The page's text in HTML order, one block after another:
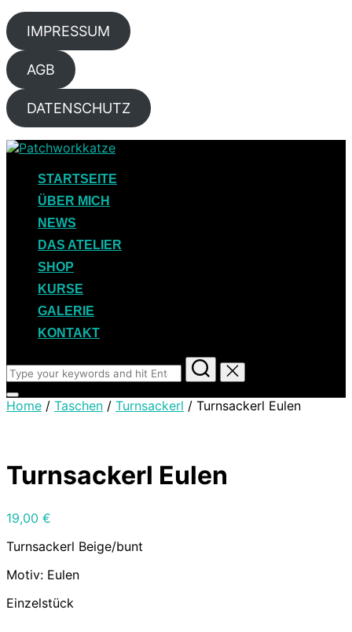
IMPRESSUM
AGB
DATENSCHUTZ
Skip
contentSTARTSEITE
ÜBER MICH
NEWS
DAS ATELIER
SHOP
KURSE
GALERIE
KONTAKT
Search
for:
Toggle
sidebar
Home / Taschen / Turnsackerl / Turnsackerl Eulen
Turnsackerl Eulen
19,00 €
Turnsackerl Beige/bunt
Motiv: Eulen
Einzelstück